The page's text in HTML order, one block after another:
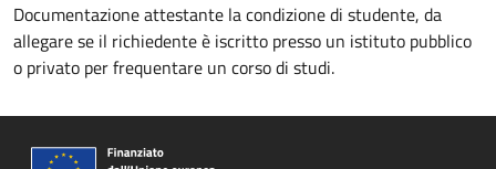
Documentazione attestante la condizione di studente, da
allegare se il richiedente è iscritto presso un istituto pubblico
o privato per frequentare un corso di studi.